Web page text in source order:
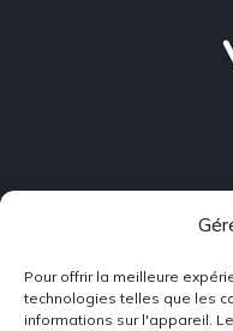
Pour offrir la meilleure
technologies telles que les
informations sur l'appareil.
L’énergie nous